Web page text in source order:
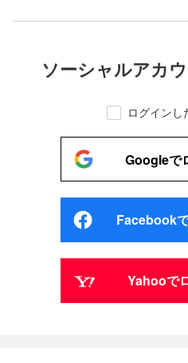
ソーシャルアカ
ログインし
Googleで
Facebook
Yahooで